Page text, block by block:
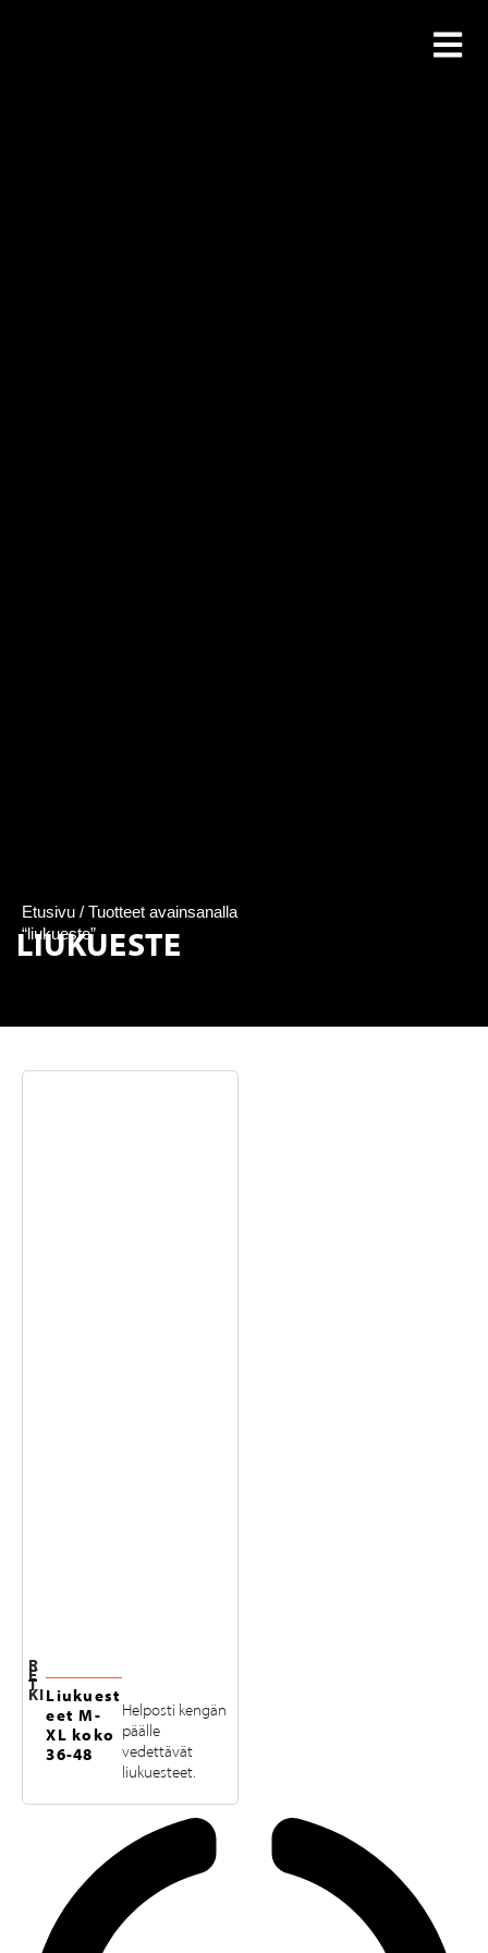
Etusivu / Tuotteet avainsanalla
“liukueste”
LIUKUESTE
R
E
T
KILiukuest
eet M-
XL koko
36-48
Helposti kengän
päälle
vedettävät
liukuesteet.